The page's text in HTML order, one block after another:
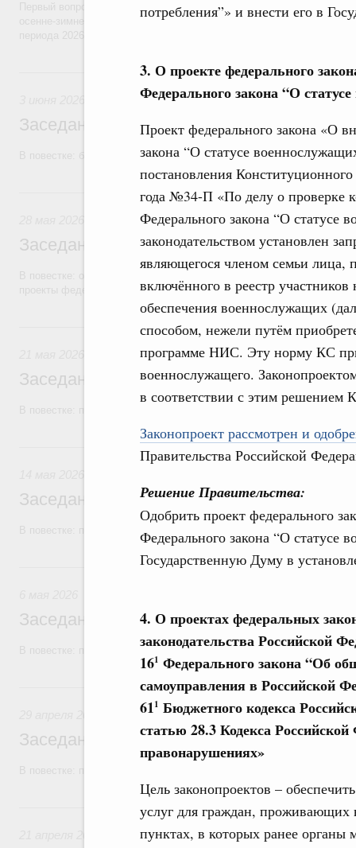
потребления”» и внести его в
3. О проекте федерального
Федерального закона “О
Проект федерального закона «О
закона “О статусе
постановления
года №34-П «По делу о проверке
Федерального закона “О
законодательством установлен
являющегося членом семьи лица,
включённого в реестр
обеспечения военнослужащих
способом, нежели путём
программе НИС. Эту норму КС
военнослужащего.
в соответствии с этим решением
Законопроект рассмотрен и
Правительства Российской
Решение Правительства:
Одобрить проект федерального
Федерального закона “О статусе
Государственную Думу в
4. О проектах федеральных
законодательства Российской
161 Федерального закона “Об
самоуправления в Российской
611 Бюджетного кодекса
статью 28.3 Кодекса
правонарушениях»
Цель законопроектов –
услуг для граждан, проживающих
пунктах, в которых ранее органы
Первый вопрос повестки – об итогах прохождения предприятиями
осенне-зимнего периода 2025–2026 годов и задачах по подготовке
3 июня, среда
Заседание Правительства (2026 год,
В повестке: бюджетные ассигнования.
28 мая, четверг
Заседание Правительства (2026 год,
проекты федеральных законов.
21 мая, четверг
Заседание Правительства (2026 год,
14 мая, четверг
Заседание Правительства (2026 год,
В повестке: проекты федеральных законов, бюджетные
6 мая, среда
Заседание Правительства (2026 год,
В повестке: проекты федеральных законов, бюджетные
29 апреля, среда
Заседание Правительства (2026 год,
21 апреля, вторник